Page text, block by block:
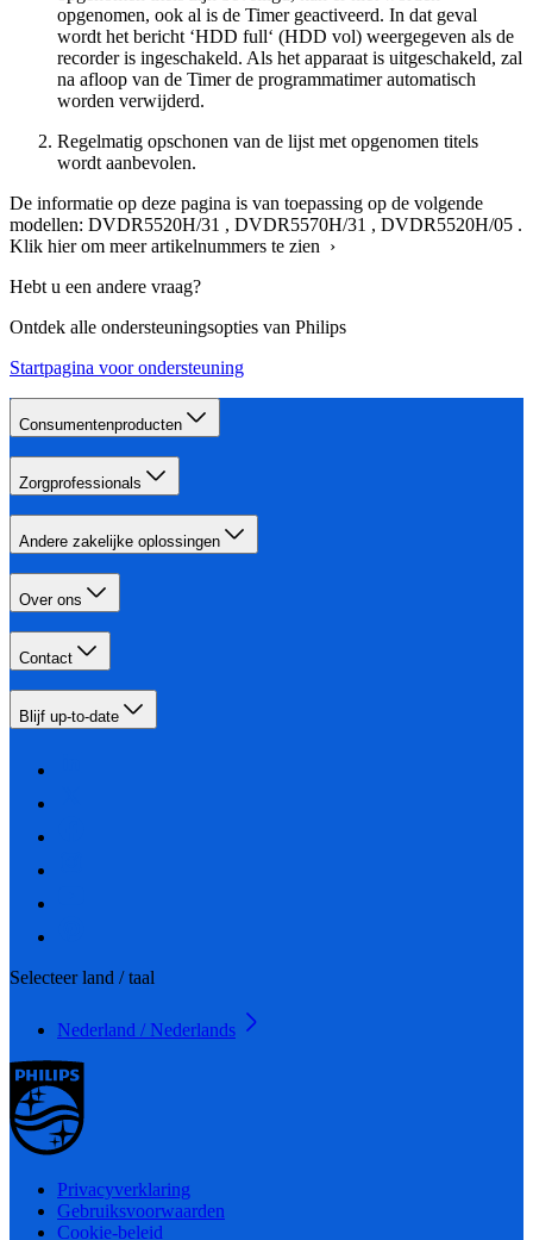
opgenomen, ook al is de Timer geactiveerd. In dat geval
wordt het bericht ‘HDD full‘ (HDD vol) weergegeven als de
recorder is ingeschakeld. Als het apparaat is uitgeschakeld, zal
na afloop van de Timer de programmatimer automatisch
worden verwijderd.
Regelmatig opschonen van de lijst met opgenomen titels
wordt aanbevolen.
De informatie op deze pagina is van toepassing op de volgende
modellen: DVDR5520H/31 , DVDR5570H/31 , DVDR5520H/05 .
Klik hier om meer artikelnummers te zien ›
Hebt u een andere vraag?
Ontdek alle ondersteuningsopties van Philips
Startpagina voor ondersteuning
Consumentenproducten
Zorgprofessionals
Andere zakelijke oplossingen
Over ons
Contact
Blijf up-to-date
Selecteer land / taal
Nederland / Nederlands
Privacyverklaring
Gebruiksvoorwaarden
Cookie-beleid